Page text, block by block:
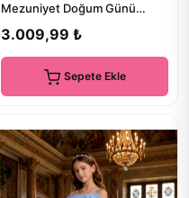
Mezuniyet Doğum Günü
Abiye...
3.009,99 ₺
Sepete Ekle